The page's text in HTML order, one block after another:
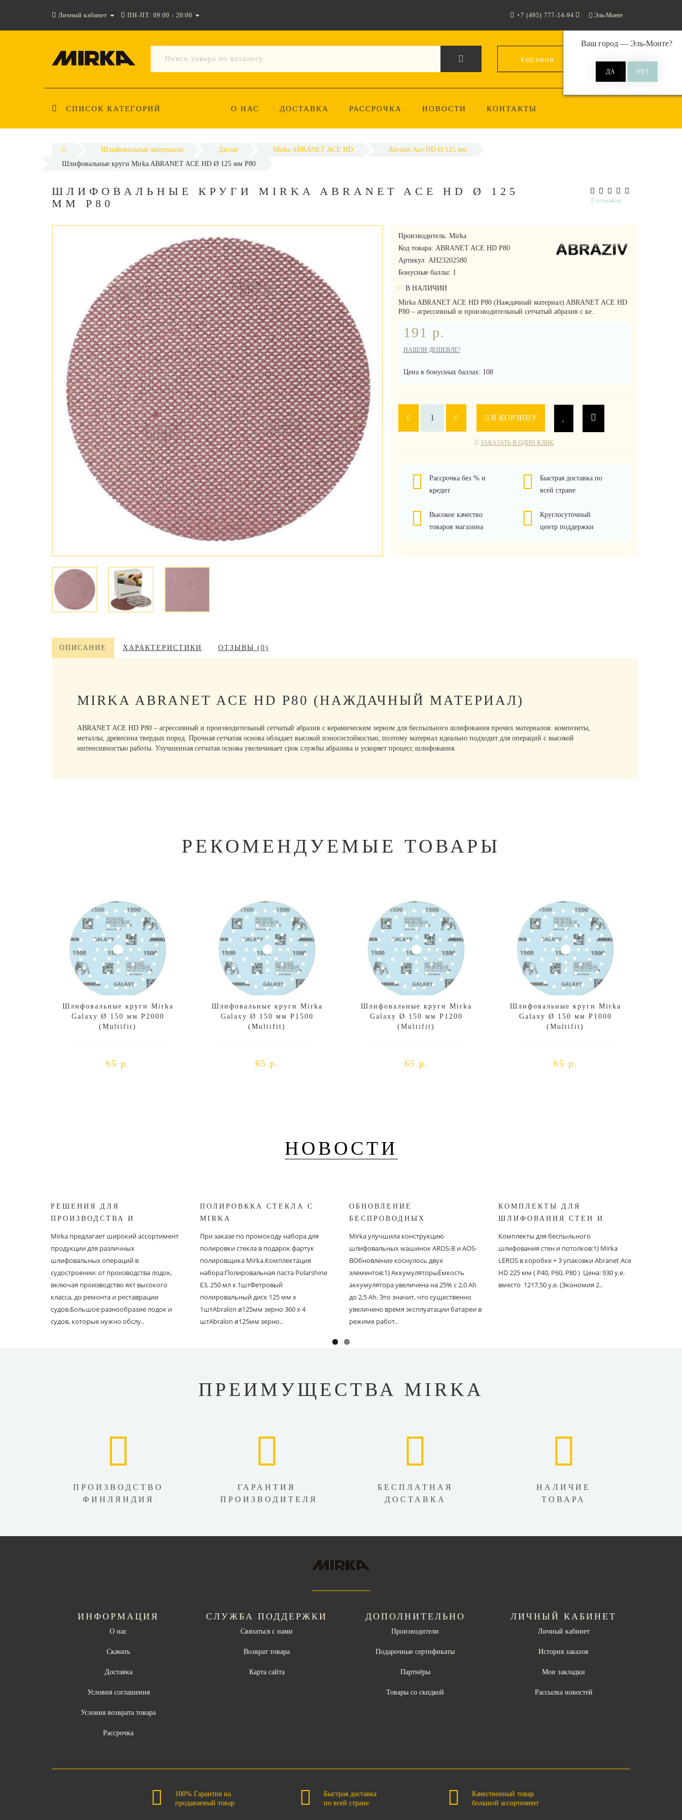
Личный кабинет ПН-ПТ: 09:00 - 20:00 Эль-Монте
Ваш город — Эль-Монте?
+7 (495) 777-14-94
Корзина 0
СПИСОК КАТЕГОРИЙ О НАС ДОСТАВКА РАССРОЧКА НОВОСТИ КОНТАКТЫ
Шлифовальные материалы Диски Mirka ABRANET ACE HD
Abranet Ace HD Ø 125 мм
Шлифовальные круги Mirka ABRANET ACE HD Ø 125 мм P80
ШЛИФОВАЛЬНЫЕ КРУГИ MIRKA ABRANET ACE HD Ø 125
ММ P80
0 отзывов
Производитель: Mirka
Код товара: ABRANET ACE HD P80
Артикул: AH23202580
Бонусные баллы: 1
В НАЛИЧИИ
Mirka ABRANET ACE HD P80 (Наждачный материал) ABRANET ACE HD
P80 – агрессивный и производительный сетчатый абразив с ке..
191 р.
НАШЛИ ДЕШЕВЛЕ?
Цена в бонусных баллах: 108
В КОРЗИНУ
ЗАКАЗАТЬ В ОДИН КЛИК
Рассрочка без % и
кредит
Быстрая доставка по
всей стране
Высокое качество
товаров магазина
Круглосуточный
центр поддержки
ОПИСАНИЕ ХАРАКТЕРИСТИКИ ОТЗЫВЫ (0)
MIRKA ABRANET ACE HD P80 (НАЖДАЧНЫЙ МАТЕРИАЛ)
ABRANET ACE HD P80 – агрессивный и производительный сетчатый абразив с керамическим зерном для беспыльного шлифования прочих материалов: композиты,
металлы, древесина твердых пород. Прочная сетчатая основа обладает высокой износостойкостью, поэтому материал идеально подходит для операций с высокой
интенсивностью работы. Улучшенная сетчатая основа увеличивает срок службы абразива и ускоряет процесс шлифования.
РЕКОМЕНДУЕМЫЕ ТОВАРЫ
Шлифовальные круги Mirka
Galaxy Ø 150 мм P2000
(Multifit)
65 р.
Шлифовальные круги Mirka
Galaxy Ø 150 мм P1500
(Multifit)
65 р.
Шлифовальные круги Mirka
Galaxy Ø 150 мм P1200
(Multifit)
65 р.
Шлифовальные круги Mirka
Galaxy Ø 150 мм P1000
(Multifit)
65 р.
НОВОСТИ
РЕШЕНИЯ ДЛЯ
ПРОИЗВОДСТВА И
Mirka предлагает широкий ассортимент
продукции для различных
шлифовальных операций в
судостроении: от производства лодок,
включая производство яхт высокого
класса, до ремонта и реставрации
судов.Большое разнообразие лодок и
судов, которые нужно обслу..
ПОЛИРОВККА СТЕКЛА С
MIRKA
При заказе по промокоду набора для
полировки стекла в подарок фартук
полировщика Mirka.Комплектация
набора:Полировальная паста Polarshine
E3, 250 мл х 1штФетровый
полировальный диск 125 мм х
1штAbralon ø125мм зерно 360 х 4
штAbralon ø125мм зерно..
ОБНОВЛЕНИЕ
БЕСПРОВОДНЫХ
Mirka улучшила конструкцию
шлифовальных машинок AROS-B и AOS-
BОбновление коснулось двух
элементов:1) АккумуляторыЁмкость
аккумулятора увеличена на 25% с 2,0 Ah
до 2,5 Ah. Это значит, что существенно
увеличено время эксплуатации батареи в
режиме работ..
КОМПЛЕКТЫ ДЛЯ
ШЛИФОВАНИЯ СТЕН И
Комплекты для беспыльного
шлифования стен и потолков:1) Mirka
LEROS в коробке + 3 упаковки Abranet Ace
HD 225 мм ( P40, P60, P80 ) Цена: 930 у.е.
вместо 1217,50 у.е. (Экономия 2..
ПРЕИМУЩЕСТВА MIRKA
ПРОИЗВОДСТВО
ФИНЛЯНДИЯ
ГАРАНТИЯ
ПРОИЗВОДИТЕЛЯ
БЕСПЛАТНАЯ
ДОСТАВКА
НАЛИЧИЕ
ТОВАРА
ИНФОРМАЦИЯ
О нас
Скачать
Доставка
Условия соглашения
Условия возврата товара
Рассрочка
СЛУЖБА ПОДДЕРЖКИ
Связаться с нами
Возврат товара
Карта сайта
ДОПОЛНИТЕЛЬНО
Производители
Подарочные сертификаты
Партнёры
Товары со скидкой
ЛИЧНЫЙ КАБИНЕТ
Личный кабинет
История заказов
Мои закладки
Рассылка новостей
100% Гарантия на
продаваемый товар
Быстрая доставка
по всей стране
Качественный товар
большой ассортимент